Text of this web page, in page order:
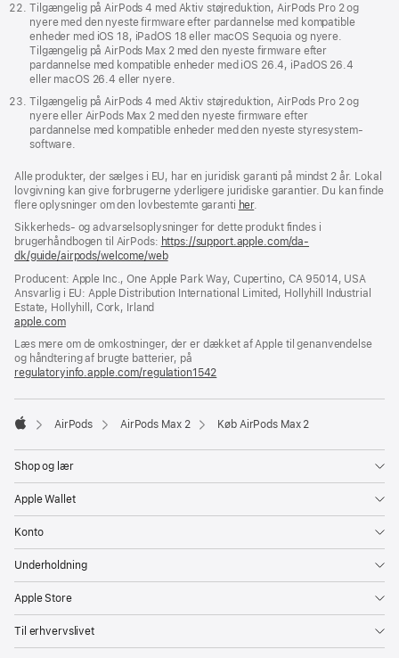
Tilgængelig på AirPods 4 med Aktiv støjreduktion, AirPods Pro 2 og
nyere med den nyeste firmware efter pardannelse med kompatible
enheder med iOS 18, iPadOS 18 eller macOS Sequoia og nyere.
Tilgængelig på AirPods Max 2 med den nyeste firmware efter
pardannelse med kompatible enheder med iOS 26.4, iPadOS 26.4
eller macOS 26.4 eller nyere.
Tilgængelig på AirPods 4 med Aktiv støjreduktion, AirPods Pro 2 og
nyere eller AirPods Max 2 med den nyeste firmware efter
pardannelse med kompatible enheder med den nyeste styresystem­­
software.
Alle produkter, der sælges i EU, har en juridisk garanti på mindst 2 år. Lokal
lovgivning kan give forbrugerne yderligere juridiske garantier. Du kan finde
flere oplysninger om den lovbestemte garanti her.
Sikkerheds- og advarselsoplysninger for dette produkt findes i
brugerhåndbogen til AirPods: https://support.apple.com/da-
dk/guide/airpods/welcome/web(åbner
et
nyt
Producent: Apple Inc., One Apple Park Way, Cupertino, CA 95014, USA
Ansvarlig i EU: Apple Distribution International Limited, Hollyhill Industrial
Estate, Hollyhill, Cork, Irland
apple.com(åbner
et
nyt
vindue)
Læs mere om de omkostninger, der er dækket af Apple til genanvendelse
og håndtering af brugte batterier, på
regulatoryinfo.apple.com/regulation1542
et
vindue)
AirPods AirPods Max 2 Køb AirPods Max 2
Shop og lær
Apple Wallet
Konto
Underholdning
Apple Store
Til erhvervslivet